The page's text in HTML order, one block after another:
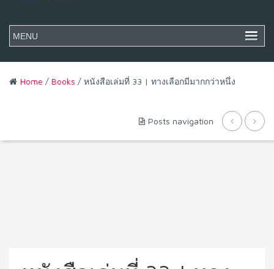
Home / Books / หนังสือเล่มที่ 33 | ทางเลือกมีมากกว่าหนึ่ง
Posts navigation